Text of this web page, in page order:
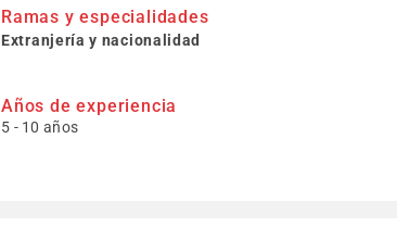
Ramas y especialidades
Extranjería y nacionalidad
Años de experiencia
5 - 10 años